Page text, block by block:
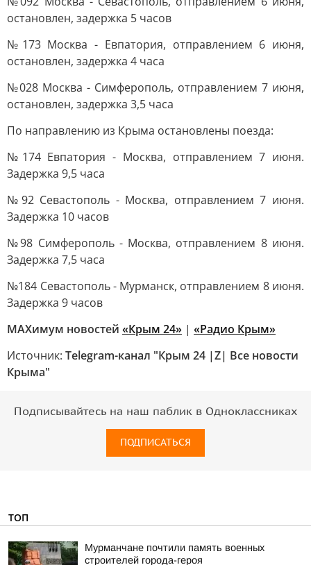
остановлен, задержка 5 часов
№173 Москва - Евпатория, отправлением 6 июня,
остановлен, задержка 4 часа
№028 Москва - Симферополь, отправлением 7 июня,
остановлен, задержка 3,5 часа
По направлению из Крыма остановлены поезда:
№174 Евпатория - Москва, отправлением 7 июня.
Задержка 9,5 часа
№92 Севастополь - Москва, отправлением 7 июня.
Задержка 10 часов
№98 Симферополь - Москва, отправлением 8 июня.
Задержка 7,5 часа
№184 Севастополь - Мурманск, отправлением 8 июня.
Задержка 9 часов
MAXимум новостей «Крым 24» | «Радио Крым»
Источник: Telegram-канал "Крым 24 |Z| Все новости
Крыма"
Подписывайтесь на наш паблик в Одноклассниках
ПОДПИСАТЬСЯ
ТОП
Мурманчане почтили память военных
строителей города-героя